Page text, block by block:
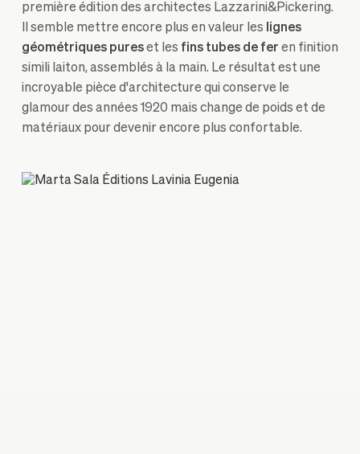
première édition des architectes Lazzarini&Pickering.
Il semble mettre encore plus en valeur les lignes
géométriques pureset les fins tubes de fer en finition
simili laiton, assemblés à la main. Le résultat est une
incroyable pièce d'architecture qui conserve le
glamour des années 1920 mais change de poids et de
matériaux pour devenir encore plus confortable.